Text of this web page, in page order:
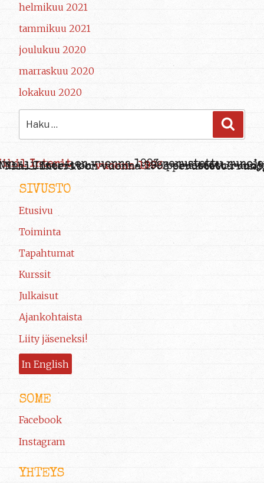
helmikuu 2021
tammikuu 2021
joulukuu 2020
marraskuu 2020
lokakuu 2020
SIVUSTO
Etusivu
Toiminta
Tapahtumat
Kurssit
Julkaisut
Ajankohtaista
Liity jäseneksi!
In English
SOME
Facebook
Instagram
YHTEYS